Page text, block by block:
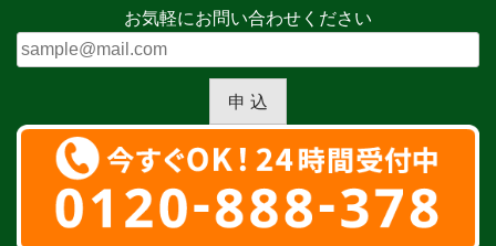
お気軽にお問い合わせください
申 込